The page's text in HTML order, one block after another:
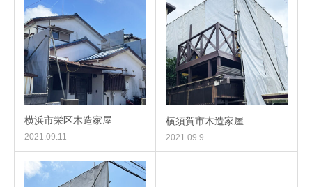
横浜市栄区木造家屋
2021.09.11
横須賀市木造家屋
2021.09.9